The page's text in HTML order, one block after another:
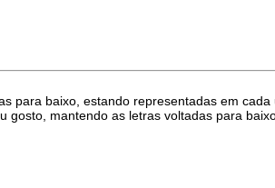
baixo, estando representadas em cada
mantendo as letras voltadas para